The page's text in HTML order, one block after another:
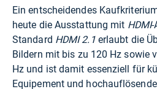
Ein entscheidendes
heute die Ausstattung mit HDMI-
Standard HDMI 2.1erlaubt die
Bildern mit bis zu 120 Hz sowie
Hz und ist damit essenziell für
Equipement und